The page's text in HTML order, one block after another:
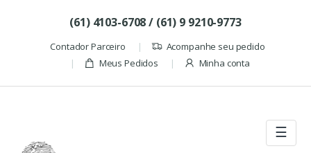
(61) 4103-6708 / (61) 9 9210-9773
Contador Parceiro
Acompanhe seu pedido
Meus Pedidos
Minha conta
☰